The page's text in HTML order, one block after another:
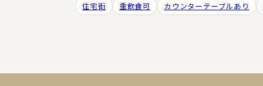
住宅街 重飲食可 カウンターテーブルあり